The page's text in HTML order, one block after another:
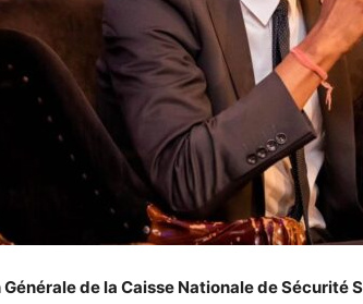
de la Caisse Nationale de Sécurité